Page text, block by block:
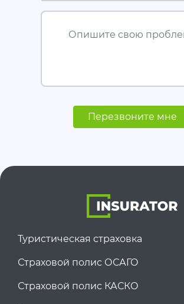
Опишите свою проблему
Перезвоните мне
Туристическая страховка
Страховой полис ОСАГО
Страховой полис КАСКО